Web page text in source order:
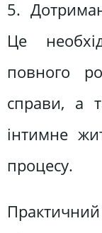
5.
Це
повного
справи, а
інтимне
процесу.